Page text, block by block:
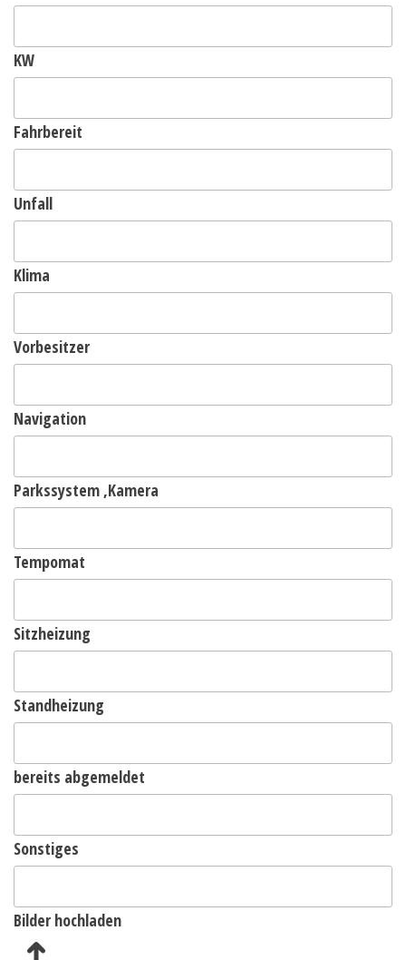
KW
Fahrbereit
Unfall
Klima
Vorbesitzer
Navigation
Parkssystem ,Kamera
Tempomat
Sitzheizung
Standheizung
bereits abgemeldet
Sonstiges
Bilder hochladen